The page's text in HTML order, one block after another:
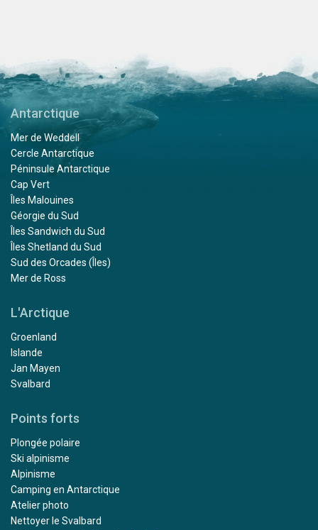
Antarctique
Mer de Weddell
Cercle Antarctique
Péninsule Antarctique
Cap Vert
Îles Malouines
Géorgie du Sud
Îles Sandwich du Sud
Îles Shetland du Sud
Sud des Orcades (Îles)
Mer de Ross
L'Arctique
Groenland
Islande
Jan Mayen
Svalbard
Points forts
Plongée polaire
Ski alpinisme
Alpinisme
Camping en Antarctique
Atelier photo
Nettoyer le Svalbard